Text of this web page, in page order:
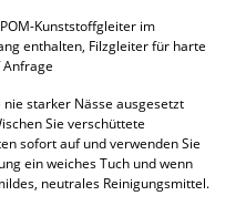
Kunststoffgleiter im
enthalten, Filzgleiter für harte
Anfrage
nie starker Nässe ausgesetzt
Sie verschüttete
sofort auf und verwenden Sie
ein weiches Tuch und wenn
neutrales Reinigungsmittel.